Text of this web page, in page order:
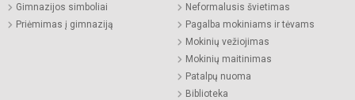
Gimnazijos simboliai
Priėmimas į gimnaziją
Neformalusis švietimas
Pagalba mokiniams ir tėvams
Mokinių vežiojimas
Mokinių maitinimas
Patalpų nuoma
Biblioteka